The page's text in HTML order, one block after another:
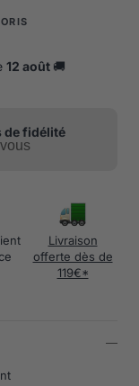
12 août 🚚
de fidélité
Livraison
offerte dès de
119€*